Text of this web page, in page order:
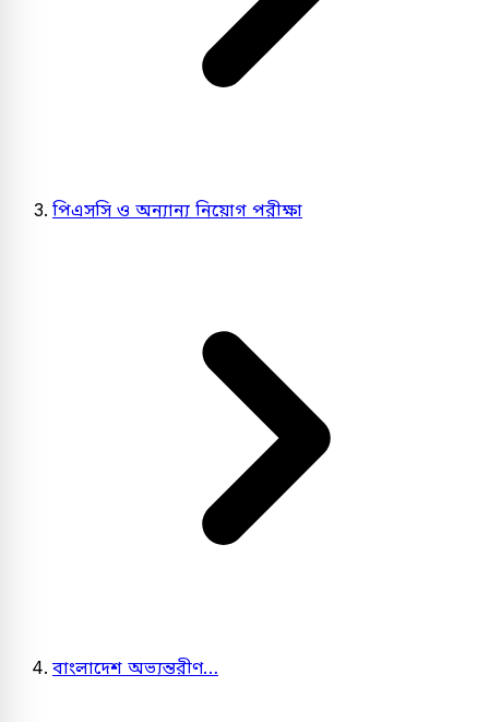
পিএসসি ও অন্যান্য নিয়োগ পরীক্ষা
বাংলাদেশ অভ্যন্তরীণ…